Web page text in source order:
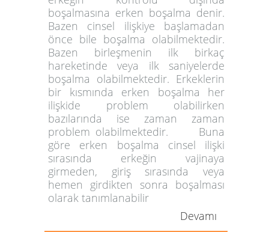
boşalmasına erken boşalma denir.
Bazen cinsel ilişkiye başlamadan
önce bile boşalma olabilmektedir.
Bazen birleşmenin ilk birkaç
hareketinde veya ilk saniyelerde
boşalma olabilmektedir. Erkeklerin
bir kısmında erken boşalma her
ilişkide problem olabilirken
bazılarında ise zaman zaman
problem olabilmektedir. Buna
göre erken boşalma cinsel ilişki
sırasında erkeğin vajinaya
girmeden, giriş sırasında veya
hemen girdikten sonra boşalması
olarak tanımlanabilir
Devamı